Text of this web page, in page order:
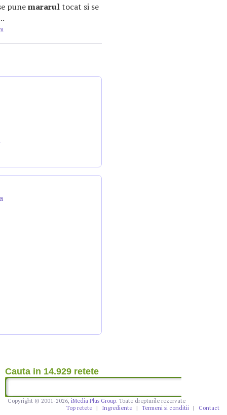
punemararultocat si se
Cauta in 14.929 retete
Copyright © 2001-2026, iMedia Plus Group. Toate drepturile rezervate
Top retete
| Ingrediente | Termeni si conditii | Contact